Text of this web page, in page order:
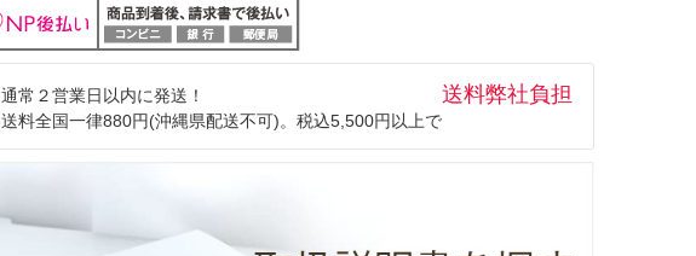
通常２営業日以内に発送！
送料全国一律880円(沖縄県配送不可)。税込5,500円以上で
送料弊社負担